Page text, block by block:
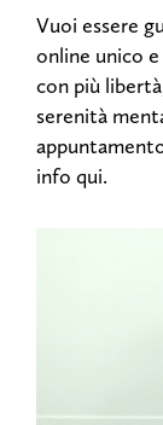
Vuoi essere
online unico
con più
serenità
info qui.